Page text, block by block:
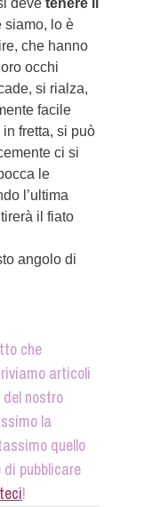
siamo, lo è
che hanno
occhi
si rialza,
facile
fretta, si può
ci si
le
l’ultima
il fiato
angolo di
che
articoli
nostro
la
quello
pubblicare
!